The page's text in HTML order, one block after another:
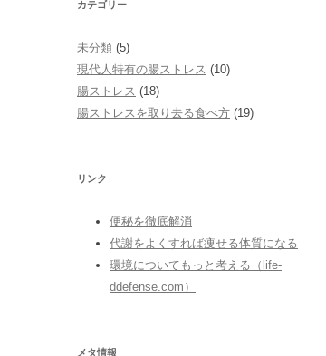
カテゴリー
未分類 (5)
現代人特有の腸ストレス (10)
腸ストレス (18)
腸ストレスを取り去る食べ方 (19)
リンク
便秘を徹底解消
代謝をよくすれば痩せる体質になる
環境についてもっと考える（life-
ddefense.com）
メタ情報